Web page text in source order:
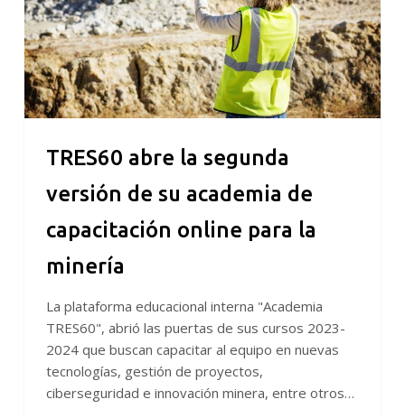
su
academia
de
capacitación
online
minería
TRES60 abre la segunda
versión de su academia de
capacitación online para la
minería
La plataforma educacional interna "Academia
TRES60", abrió las puertas de sus cursos 2023-
2024 que buscan capacitar al equipo en nuevas
tecnologías, gestión de proyectos,
ciberseguridad e innovación minera, entre otros…